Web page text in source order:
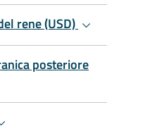
rene (USD)
posteriore